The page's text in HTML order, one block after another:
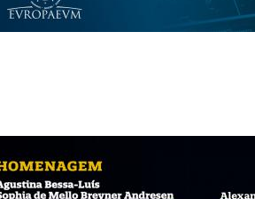
de Estudos Europeus